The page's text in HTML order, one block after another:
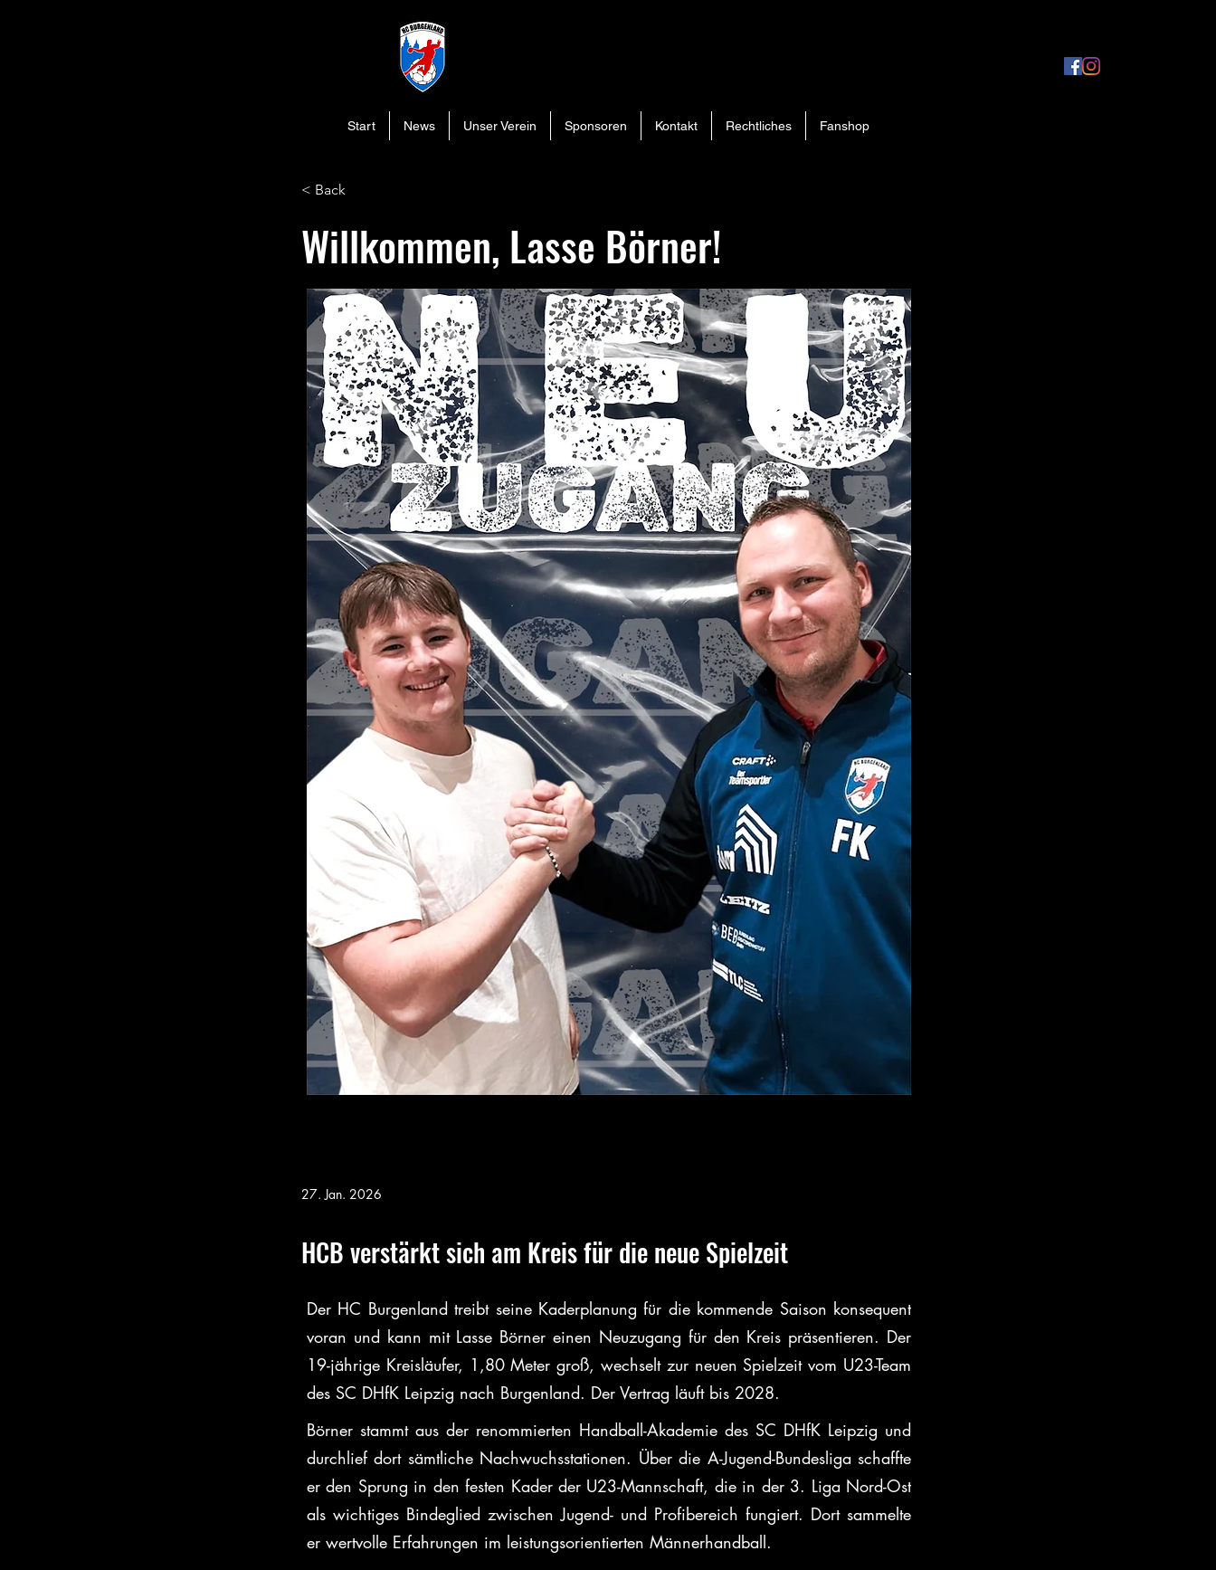
Start News Unser Verein Sponsoren Kontakt Rechtliches Fanshop
< Back
Willkommen, Lasse Börner!
27. Jan. 2026
HCB verstärkt sich am Kreis für die neue Spielzeit
Der HC Burgenland treibt seine Kaderplanung für die kommende Saison konsequent
voran und kann mit Lasse Börner einen Neuzugang für den Kreis präsentieren. Der
19-jährige Kreisläufer, 1,80 Meter groß, wechselt zur neuen Spielzeit vom U23-Team
des SC DHfK Leipzig nach Burgenland. Der Vertrag läuft bis 2028.
Börner stammt aus der renommierten Handball-Akademie des SC DHfK Leipzig und
durchlief dort sämtliche Nachwuchsstationen. Über die A-Jugend-Bundesliga schaffte
er den Sprung in den festen Kader der U23-Mannschaft, die in der 3. Liga Nord-Ost
als wichtiges Bindeglied zwischen Jugend- und Profibereich fungiert. Dort sammelte
er wertvolle Erfahrungen im leistungsorientierten Männerhandball.